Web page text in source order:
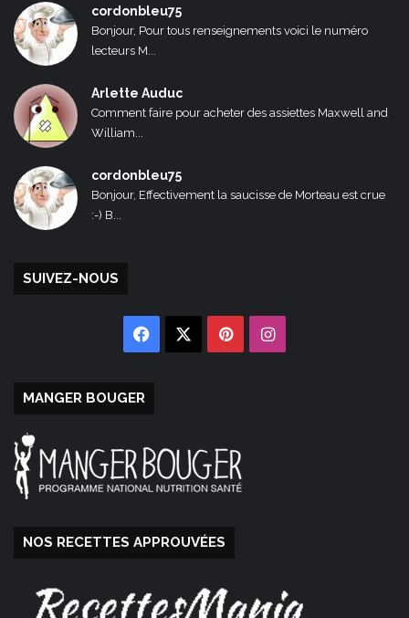
cordonbleu75
Bonjour, Pour tous renseignements voici le numéro
lecteurs M...
Arlette Auduc
Comment faire pour acheter des assiettes Maxwell and
William...
cordonbleu75
Bonjour, Effectivement la saucisse de Morteau est crue
:-) B...
SUIVEZ-NOUS
Facebook PinterestInstagram
MANGER BOUGER
NOS RECETTES APPROUVÉES